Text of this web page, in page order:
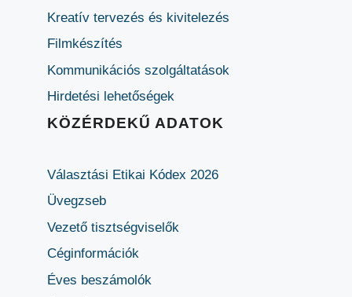
Kreatív tervezés és kivitelezés
Filmkészítés
Kommunikációs szolgáltatások
Hirdetési lehetőségek
KÖZÉRDEKŰ ADATOK
Választási Etikai Kódex 2026
Üvegzseb
Vezető tisztségviselők
Céginformációk
Éves beszámolók